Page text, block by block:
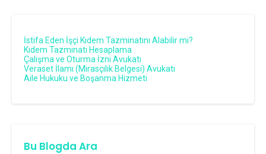
İstifa Eden İşçi Kıdem Tazminatını Alabilir mi?
Kıdem Tazminatı Hesaplama
Çalışma ve Oturma İzni Avukatı
Veraset İlamı (Mirasçılık Belgesi) Avukatı
Aile Hukuku ve Boşanma Hizmeti
Bu Blogda Ara